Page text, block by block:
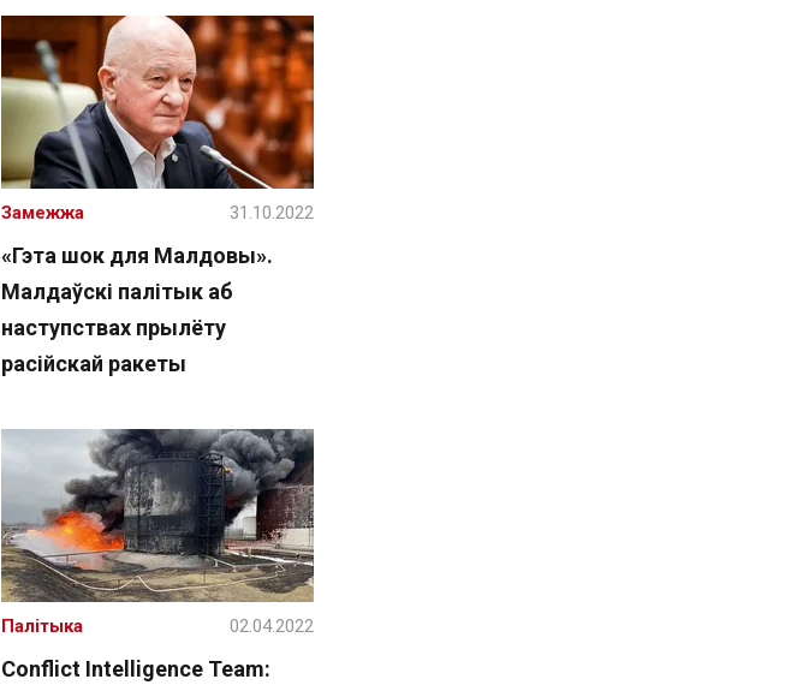
«Гэта шок для Малдовы».
Малдаўскі палітык аб
наступствах прылёту
расійскай ракеты
Замежжа 31.10.2022
Conflict Intelligence Team:
Палітыка 02.04.2022